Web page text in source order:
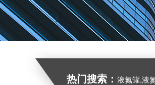
热门搜索： 液氮罐,液